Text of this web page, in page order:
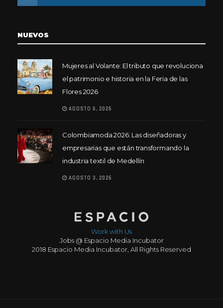
NUEVOS
Mujeres al Volante: El tributo que revoluciona
el patrimonio e historia en la Feria de las
Flores 2026
AGOSTO 6, 2026
Colombiamoda 2026: Las diseñadoras y
empresarias que están transformando la
industria textil de Medellín
AGOSTO 3, 2026
Work with Us
Jobs @ Espacio Media Incubator
2018 Espacio Media Incubator, All Rights Reserved